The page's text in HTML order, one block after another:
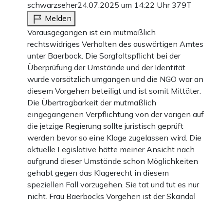
schwarzseher24.07.2025 um 14:22 Uhr379T
Melden
Vorausgegangen ist ein mutmaßlich
rechtswidriges Verhalten des auswärtigen Amtes
unter Baerbock. Die Sorgfaltspflicht bei der
Überprüfung der Umstände und der Identität
wurde vorsätzlich umgangen und die NGO war an
diesem Vorgehen beteiligt und ist somit Mittäter.
Die Übertragbarkeit der mutmaßlich
eingegangenen Verpflichtung von der vorigen auf
die jetzige Regierung sollte juristisch geprüft
werden bevor so eine Klage zugelassen wird. Die
aktuelle Legislative hätte meiner Ansicht nach
aufgrund dieser Umstände schon Möglichkeiten
gehabt gegen das Klagerecht in diesem
speziellen Fall vorzugehen. Sie tat und tut es nur
nicht. Frau Baerbocks Vorgehen ist der Skandal